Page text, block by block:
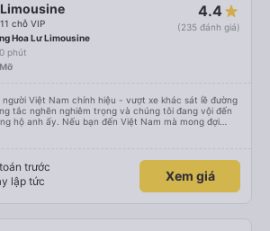
chỗ VIP
4.4
(235 đánh giá)
Hoa Lư Limousine
phút
người Việt Nam chính hiệu - vượt xe khác sát lề đường
tắc nghẽn nghiêm trọng và chúng tôi đang vội đến
hộ anh ấy. Nếu bạn đến Việt Nam mà mong đợi
Âu, thì hãy đến nơi khác.
trước
lập tức
Xem giá